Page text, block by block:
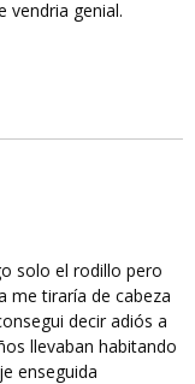
vendria genial.
solo el rodillo pero
me tiraría de cabeza
decir adiós a
llevaban habitando
enseguida